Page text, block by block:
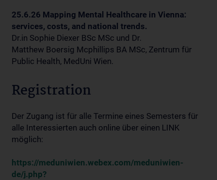
25.6.26 Mapping Mental Healthcare in Vienna:
services, costs, and national trends.
Dr.in Sophie Diexer BSc MSc und Dr.
Matthew Boersig Mcphillips BA MSc, Zentrum für
Public Health, MedUni Wien.
Registration
Der Zugang ist für alle Termine eines Semesters für
alle Interessierten auch online über einen LINK
möglich:
https://meduniwien.webex.com/meduniwien-
de/j.php?